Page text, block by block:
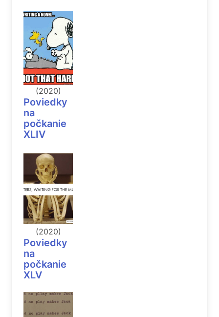
(2020)
Poviedky
na
počkanie
XLIV
(2020)
Poviedky
na
počkanie
XLV